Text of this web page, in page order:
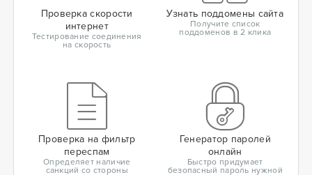
Проверка скорости
интернет
Тестирование соединения
на скорость
Узнать поддомены сайта
Получите список
поддоменов в 2 клика
Проверка на фильтр
переспам
Определяет наличие
санкций со стороны
Генератор паролей
онлайн
Быстро придумает
безопасный пароль нужной